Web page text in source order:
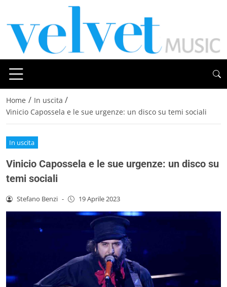
Home / In uscita /
Vinicio Capossela e le sue urgenze: un disco su temi sociali
In uscita
Vinicio Capossela e le sue urgenze: un disco su
temi sociali
Stefano Benzi - 19 Aprile 2023